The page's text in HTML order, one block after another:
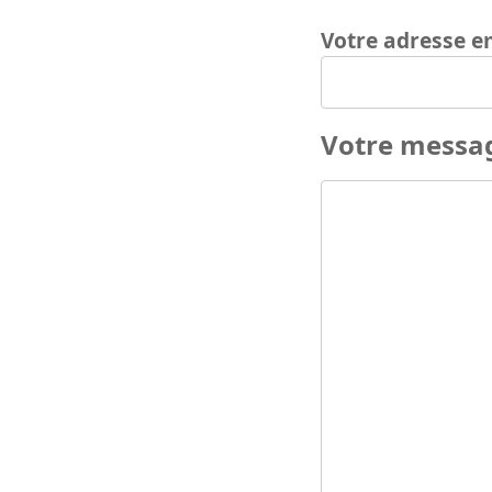
Votre adresse
Votre